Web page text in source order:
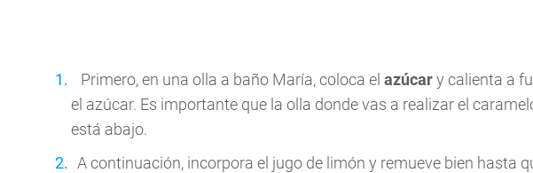
Primero, en una olla a baño María, coloca el azúcary calienta a
el azúcar. Es importante que la olla donde vas a realizar el
está abajo.
A continuación, incorpora el jugo de limón y remueve bien hasta